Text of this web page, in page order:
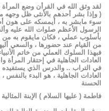
لقد وثق الله في القرأن وضع
( وإذا بشر أحدهم بالأنثى ظل
سوء مابشر به ، أيمسكه على هون
الرسول الأعظم صلوات الله عليه
بأسلوب عملي ، فكان مايقوم به من
من القيام عند حضورها ، والسعي
فبهذا السلوك العملي من خاتم
العادات الجاهلية في إحتقار المرأة
في التراب .. والدرس الذي يستفيده
العادات الجاهلية ، هو البدء
الحسنة
فاطمة ( عليها السلام ) الإبنة المثالية